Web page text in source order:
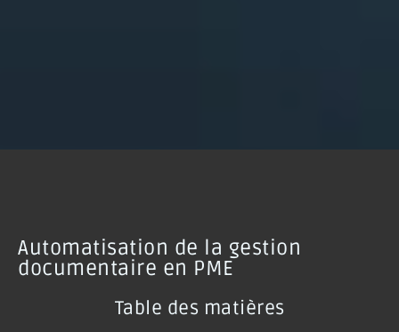
Automatisation de la gestion
documentaire en PME
Table des matières